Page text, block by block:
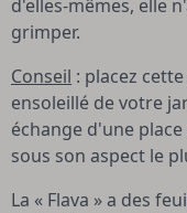
d'elles-mêmes, elle
grimper.
Conseil : placez
ensoleillé de votre
échange d'une
sous son aspect le
La « Flava » a des